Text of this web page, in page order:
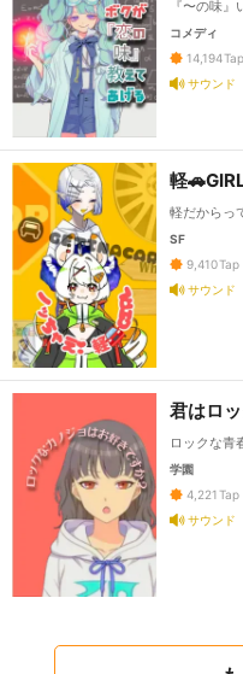
『〜の味』
コメディ
14,194Tap
サウンド
軽
軽だからっ
SF
9,410Tap
サウンド
君はロ
ロックな青
学園
4,221 Tap
サウンド